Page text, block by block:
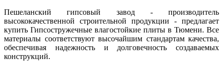
Пешеланский гипсовый завод - производитель
высококачественной строительной продукции - предлагает
купить Гипсостружечные влагостойкие плиты в Тюмени. Все
материалы соответствуют высочайшим стандартам качества,
обеспечивая надежность и долговечность создаваемых
конструкций.